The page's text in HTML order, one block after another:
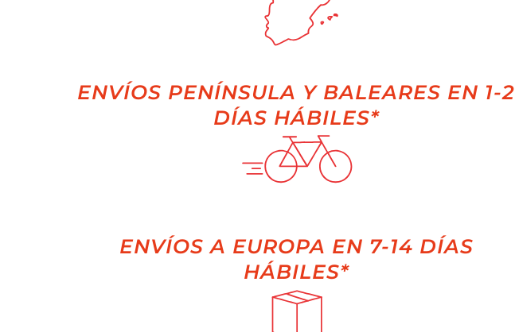
ENVÍOS PENÍNSULA Y BALEARES EN 1-2
DÍAS HÁBILES*
ENVÍOS A EUROPA EN 7-14 DÍAS
HÁBILES*